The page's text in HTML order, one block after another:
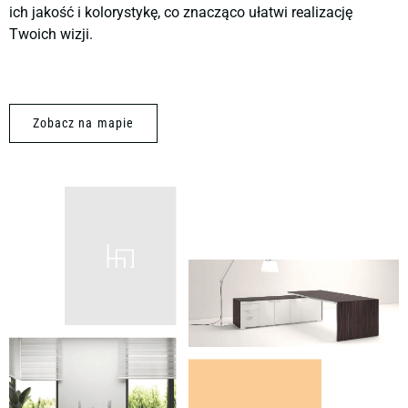
ich jakość i kolorystykę, co znacząco ułatwi realizację
Twoich wizji.
Zobacz na mapie